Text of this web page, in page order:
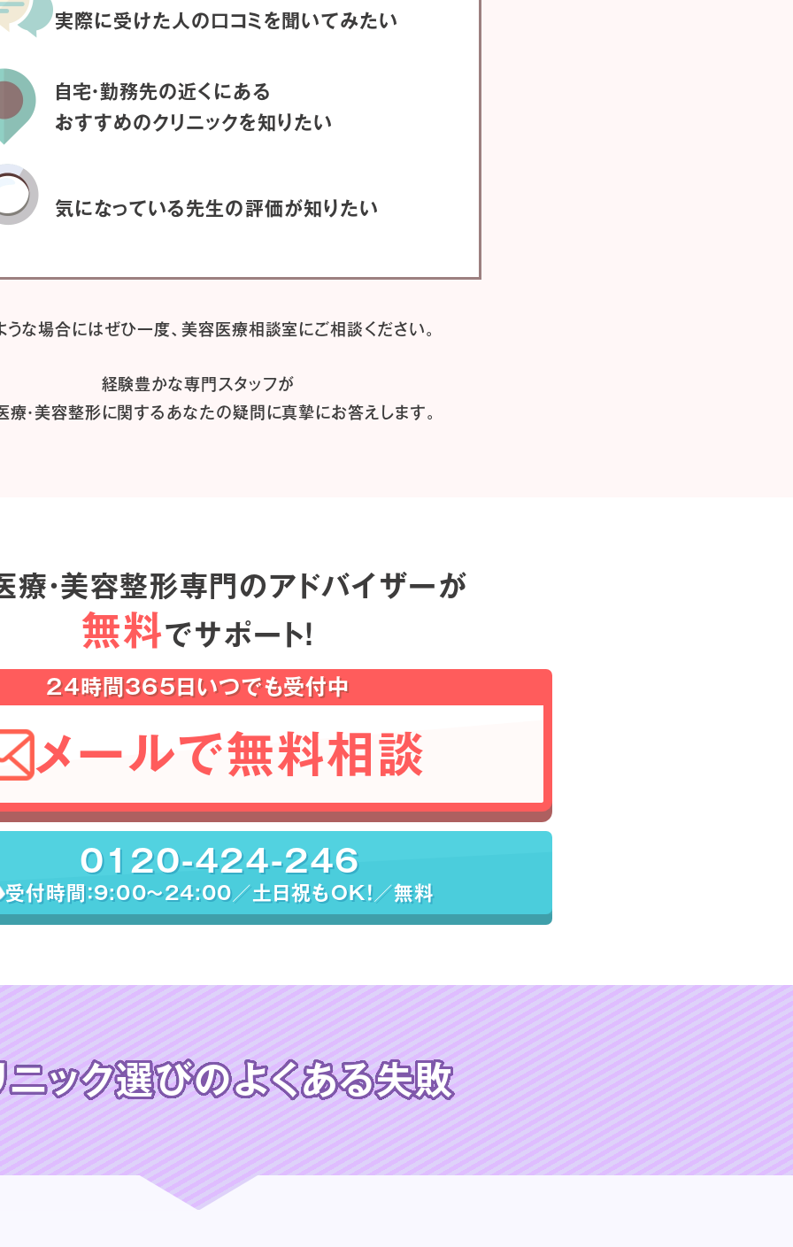
実際に受けた人の口コミを聞いてみたい
自宅・勤務先の近くにある
おすすめのクリニックを知りたい
気になっている先生の評価が知りたい
うな場合にはぜひ一度、美容医療相談室にご相談ください。
経験豊かな専門スタッフが
療・美容整形に関するあなたの疑問に真摯にお答えします。
療・美容整形専門のアドバイザーが
無料でサポート！
24時間365日いつでも受付中
メールで無料相談
0120-424-246
受付時間：9:00〜24:00／土日祝もOK！／無料
ニック選びのよくある失敗